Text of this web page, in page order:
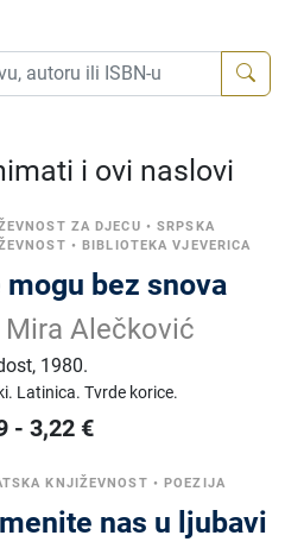
i ovi naslovi
ZA DJECU •SRPSKA
•BIBLIOTEKA VJEVERICA
mogu bez snova
Mira Alečković
, 1980.
Latinica.Tvrde korice.
-3,22 €
KNJIŽEVNOST •POEZIJA
nas u ljubavi